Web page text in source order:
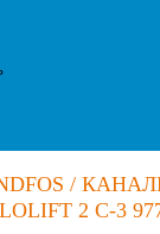
/
2 C-3